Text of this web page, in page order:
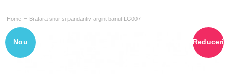
COLIERE SI SETURI
Home Bratara snur si pandantiv argint banut LG007
Nou Reduceri